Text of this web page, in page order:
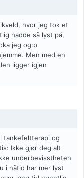
hvor jeg tok et
hadde så lyst på,
jeg og:p
Men med en
ligger igjen
tankefeltterapi og
Ikke gjør deg alt
underbevisstheten
i nåtid har mer lyst